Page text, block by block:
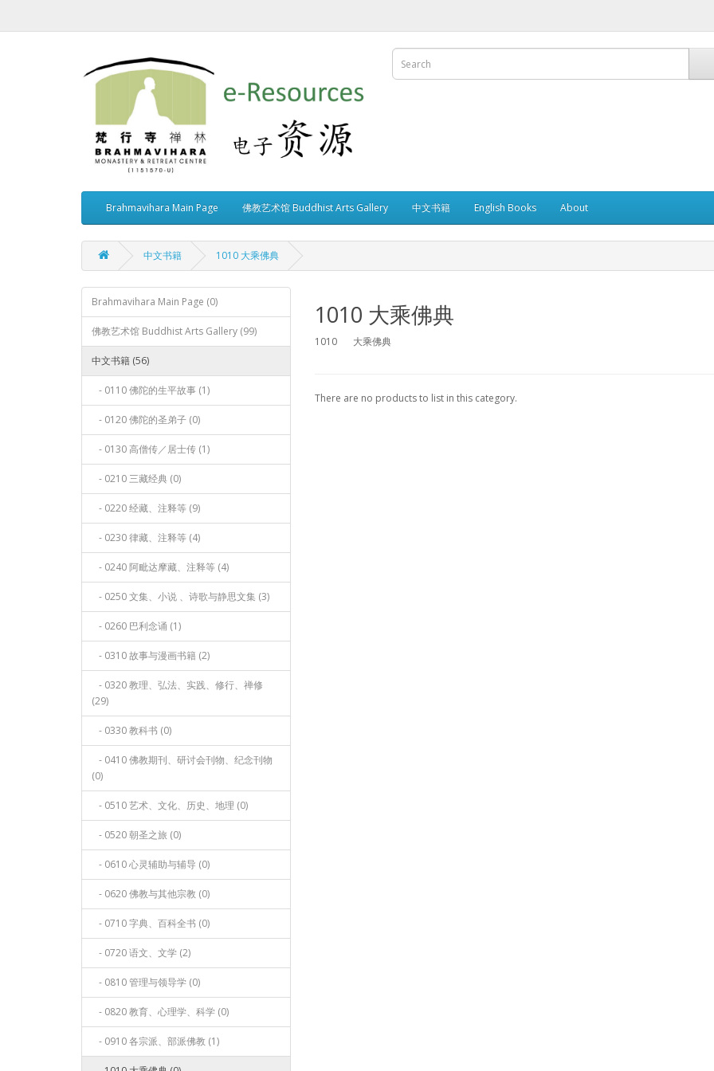
Brahmavihara Main Page 佛教艺术馆 Buddhist Arts Gallery 中文书籍 English Books About
中文书籍 1010 大乘佛典
Brahmavihara Main Page (0)
佛教艺术馆 Buddhist Arts Gallery (99)
中文书籍 (56)
- 0110 佛陀的生平故事 (1)
- 0120 佛陀的圣弟子 (0)
- 0130 高僧传／居士传 (1)
- 0210 三藏经典 (0)
- 0220 经藏、注释等 (9)
- 0230 律藏、注释等 (4)
- 0240 阿毗达摩藏、注释等 (4)
- 0250 文集、小说 、诗歌与静思文集 (3)
- 0260 巴利念诵 (1)
- 0310 故事与漫画书籍 (2)
- 0320 教理、弘法、实践、修行、禅修
(29)
- 0330 教科书 (0)
- 0410 佛教期刊、研讨会刊物、纪念刊物
(0)
- 0510 艺术、文化、历史、地理 (0)
- 0520 朝圣之旅 (0)
- 0610 心灵辅助与辅导 (0)
- 0620 佛教与其他宗教 (0)
- 0710 字典、百科全书 (0)
- 0720 语文、文学 (2)
- 0810 管理与领导学 (0)
- 0820 教育、心理学、科学 (0)
- 0910 各宗派、部派佛教 (1)
1010 大乘佛典
1010 大乘佛典
There are no products to list in this category.